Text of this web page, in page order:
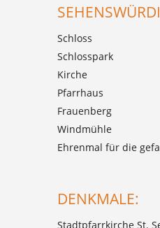
Schloss
Schlosspark
Kirche
Pfarrhaus
Frauenberg
Windmühle
Ehrenmal für die
DENKMALE:
Stadtpfarrkirche St.